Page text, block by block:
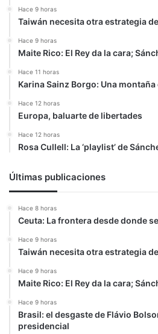
Hace 9 horas
Taiwán necesita otra estrategia
Hace 9 horas
Maite Rico: El Rey da la cara;
Hace 11 horas
Karina Sainz Borgo: Una
Hace 12 horas
Europa, baluarte de libertades
Hace 12 horas
Rosa Cullell: La ‘playlist’ de
Últimas publicaciones
Hace 8 horas
Ceuta: La frontera desde donde
Hace 9 horas
Taiwán necesita otra estrategia
Hace 9 horas
Maite Rico: El Rey da la cara;
Hace 9 horas
Brasil: el desgaste de Flávio
presidencial